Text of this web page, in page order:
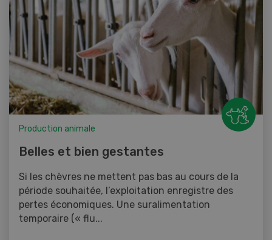
Production animale
Belles et bien gestantes
Si les chèvres ne mettent pas bas au cours de la
période souhaitée, l’exploitation enregistre des
pertes économiques. Une suralimentation
temporaire (« flu...